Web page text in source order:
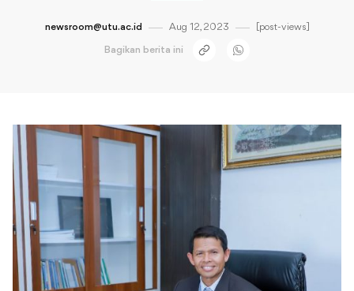
newsroom@utu.ac.id Aug 12, 2023 [post-views]
Bagikan berita ini